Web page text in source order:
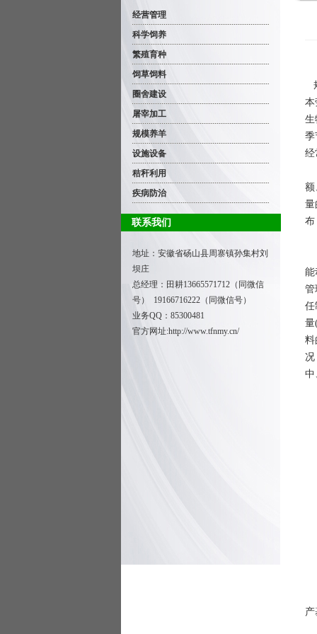
经营管理
科学饲养
繁殖育种
饲草饲料
圈舍建设
屠宰加工
规模养羊
设施设备
秸秆利用
疾病防治
联系我们
地址：安徽省砀山县周寨镇孙集村刘
坝庄
总经理：田耕13665571712（同微信
号） 19166716222（同微信号）
业务QQ：85300481
官方网址:http://www.tfnmy.cn/
本
生
季
经
额
量
布
能
管
任
量
料
况
中